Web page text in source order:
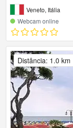
Veneto, Itália
Webcam online
Distância: 1.0 km